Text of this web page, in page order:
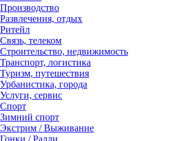
Производство
Развлечения, отдых
Ритейл
Связь, телеком
Строительство, недвижимость
Транспорт, логистика
Туризм, путешествия
Урбанистика, города
Услуги, сервис
Спорт
Зимний спорт
Экстрим / Выживание
Гонки / Ралли